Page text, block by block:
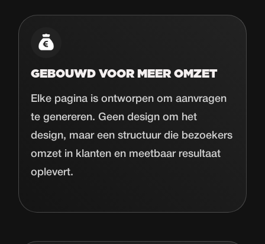
GEBOUWD VOOR MEER OMZET
Elke pagina is ontworpen om aanvragen
te genereren. Geen design om het
design, maar een structuur die bezoekers
omzet in klanten en meetbaar resultaat
oplevert.